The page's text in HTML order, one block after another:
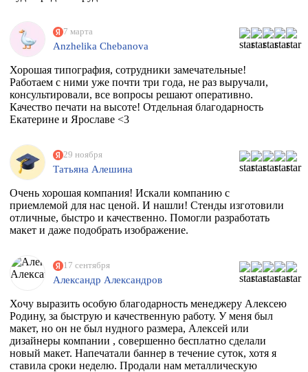
7 марта
Anzhelika Chebanova
Хорошая типография, сотрудники замечательные!
Работаем с ними уже почти три года, не раз выручали,
консультировали, все вопросы решают оперативно.
Качество печати на высоте! Отдельная благодарность
Екатерине и Ярославе <3
29 ноября
Татьяна Алешина
Очень хорошая компания! Искали компанию с
приемлемой для нас ценой. И нашли! Стенды изготовили
отличные, быстро и качественно. Помогли разработать
макет и даже подобрать изображение.
17 сентября
Александр Александров
Хочу выразить особую благодарность менеджеру Алексею
Родину, за быструю и качественную работу. У меня был
макет, но он не был нудного размера, Алексей или
дизайнеры компании , совершенно бесплатно сделали
новый макет. Напечатали баннер в течение суток, хотя я
ставила сроки неделю. Продали нам металлическую